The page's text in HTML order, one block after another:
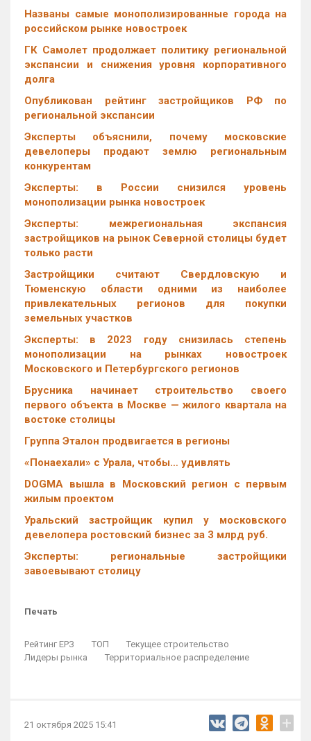
Названы самые монополизированные города на
российском рынке новостроек
ГК Самолет продолжает политику региональной
экспансии и снижения уровня корпоративного
долга
Опубликован рейтинг застройщиков РФ по
региональной экспансии
Эксперты объяснили, почему московские
девелоперы продают землю региональным
конкурентам
Эксперты: в России снизился уровень
монополизации рынка новостроек
Эксперты: межрегиональная экспансия
застройщиков на рынок Северной столицы будет
только расти
Застройщики считают Свердловскую и
Тюменскую области одними из наиболее
привлекательных регионов для покупки
земельных участков
Эксперты: в 2023 году снизилась степень
монополизации на рынках новостроек
Московского и Петербургского регионов
Брусника начинает строительство своего
первого объекта в Москве — жилого квартала на
востоке столицы
Группа Эталон продвигается в регионы
«Понаехали» с Урала, чтобы… удивлять
DOGMA вышла в Московский регион с первым
жилым проектом
Уральский застройщик купил у московского
девелопера ростовский бизнес за 3 млрд руб.
Эксперты: региональные застройщики
завоевывают столицу
Печать
Рейтинг ЕРЗ ТОП
Текущее строительство
Лидеры рынка
Территориальное распределение
21 октября 2025 15:41 +